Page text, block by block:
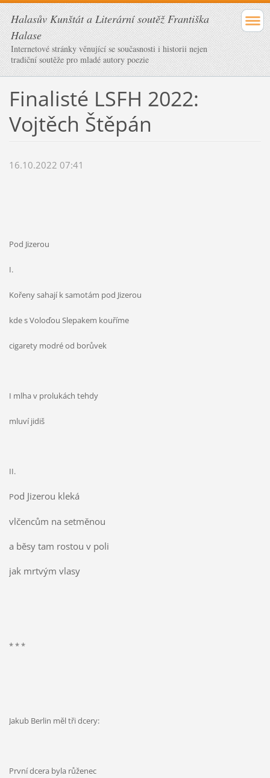
Halasův Kunštát a Literární soutěž Františka
Halase
Internetové stránky věnující se současnosti i historii nejen
tradiční soutěže pro mladé autory poezie
Finalisté LSFH 2022:
Vojtěch Štěpán
16.10.2022 07:41
Pod Jizerou
I.
Kořeny sahají k samotám pod Jizerou
kde s Voloďou Slepakem kouříme
cigarety modré od borůvek
I mlha v prolukách tehdy
mluví jidiš
II.
Pod Jizerou kleká
vlčencům na setměnou
a běsy tam rostou v poli
jak mrtvým vlasy
* * *
Jakub Berlin měl tři dcery:
První dcera byla růženec